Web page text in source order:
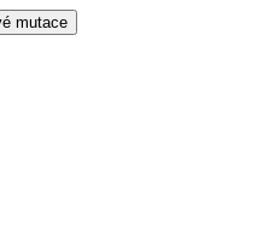
mutace